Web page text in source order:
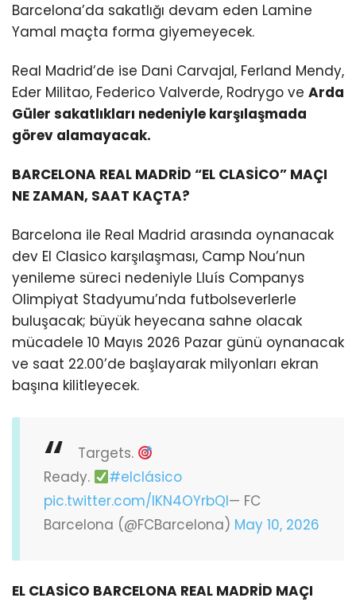
Barcelona’da sakatlığı devam eden Lamine
Yamal maçta forma giyemeyecek.
Real Madrid’de ise Dani Carvajal, Ferland Mendy,
Eder Militao, Federico Valverde, Rodrygo ve Arda
Güler sakatlıkları nedeniyle karşılaşmada
görev alamayacak.
BARCELONA REAL MADRİD “EL CLASİCO” MAÇI
NE ZAMAN, SAAT KAÇTA?
Barcelona ile Real Madrid arasında oynanacak
dev El Clasico karşılaşması, Camp Nou’nun
yenileme süreci nedeniyle Lluís Companys
Olimpiyat Stadyumu’nda futbolseverlerle
buluşacak; büyük heyecana sahne olacak
mücadele 10 Mayıs 2026 Pazar günü oynanacak
ve saat 22.00’de başlayarak milyonları ekran
başına kilitleyecek.
Targets.
Ready.
#elclásico
pic.twitter.com/IKN4OYrbQl— FC
Barcelona (@FCBarcelona) May 10, 2026
EL CLASİCO BARCELONA REAL MADRİD MAÇI